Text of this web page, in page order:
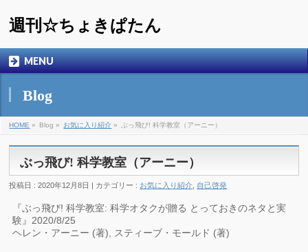
週刊☆ちょきぱたん
MENU
Blog
HOME » Blog » お気に入り紹介 » ぶっ飛び! 科学教室（アーニー）
ぶっ飛び! 科学教室（アーニー）
投稿日 : 2020年12月8日 | カテゴリー : お気に入り紹介 自己啓発
『ぶっ飛び! 科学教室: 科学オタクが贈る とっておきのネタと実
験』2020/8/25
ヘレン・アーニー (著), スティーブ・モールド (著)